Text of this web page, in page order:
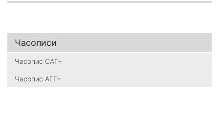
Часописи
Часопис САГ+
Часопис АГГ+